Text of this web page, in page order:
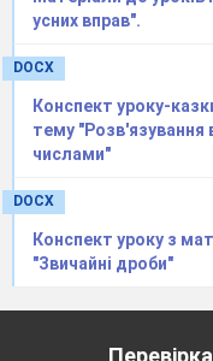
Піфагор.
учнів
відповів:
– музику, сьома
Цікаво знати!
Єгиптяни
Ахмеса,
усних вправ".
DOCX
Конспект уроку-
тему "Розв'язування
числами"
DOCX
Конспект уроку з
"Звичайні дроби"